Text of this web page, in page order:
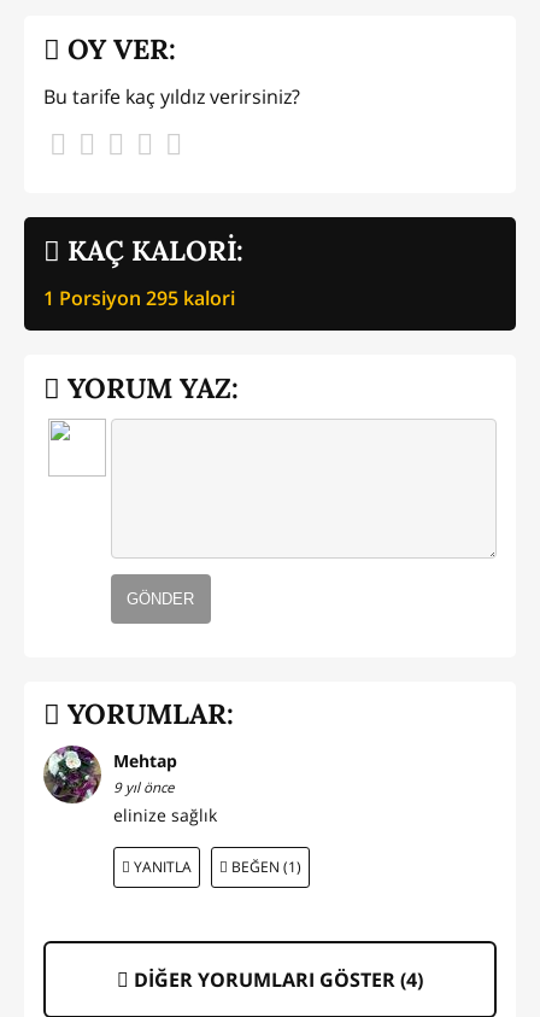
KAÇ KALORİ:
1 Porsiyon 295 kalori
OY VER:
Bu tarife kaç yıldız verirsiniz?
YORUM YAZ:
GÖNDER
YORUMLAR:
Mehtap
9 yıl önce
elinize sağlık
YANITLA BEĞEN (1)
DİĞER YORUMLARI GÖSTER (4)